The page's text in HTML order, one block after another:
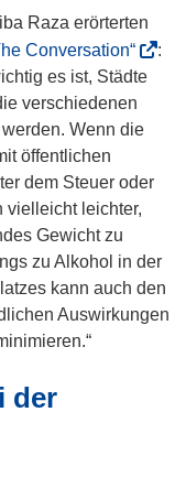
Raza erörterten
Conversation“(
ö
f
f
e
t
n
n
e
:
es ist, Städte
verschiedenen
Wenn die
öffentlichen
dem Steuer oder
vielleicht leichter,
Gewicht zu
zu Alkohol in der
kann auch den
Auswirkungen
der